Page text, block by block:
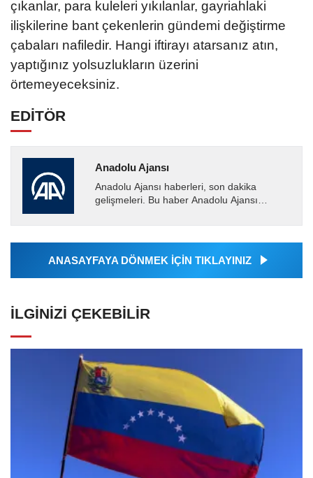
çıkanlar, para kuleleri yıkılanlar, gayriahlaki
ilişkilerine bant çekenlerin gündemi değiştirme
çabaları nafiledir. Hangi iftirayı atarsanız atın,
yaptığınız yolsuzlukların üzerini
örtemeyeceksiniz.
EDİTÖR
Anadolu Ajansı
Anadolu Ajansı haberleri, son dakika
gelişmeleri. Bu haber Anadolu Ajansı
tarafından geçilen tüm...
ANASAYFAYA DÖNMEK İÇİN TIKLAYINIZ
İLGINIZI ÇEKEBILIR